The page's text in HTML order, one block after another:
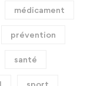
médicament
prévention
santé
sport